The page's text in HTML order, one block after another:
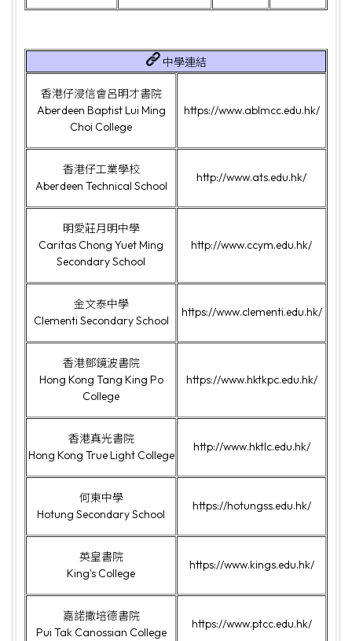
中學連結
香港仔浸信會呂明才書院
Aberdeen Baptist Lui Ming
Choi College
https://www.ablmcc.edu.hk/
香港仔工業學校
Aberdeen Technical School
http://www.ats.edu.hk/
明愛莊月明中學
Caritas Chong Yuet Ming
Secondary School
http://www.ccym.edu.hk/
金文泰中學
Clementi Secondary School
https://www.clementi.edu.hk/
香港鄧鏡波書院
Hong Kong Tang King Po
College
https://www.hktkpc.edu.hk/
香港真光書院
Hong Kong True Light College
http://www.hktlc.edu.hk/
何東中學
Hotung Secondary School
https://hotungss.edu.hk/
英皇書院
King's College
https://www.kings.edu.hk/
嘉諾撒培德書院
Pui Tak Canossian College
https://www.ptcc.edu.hk/